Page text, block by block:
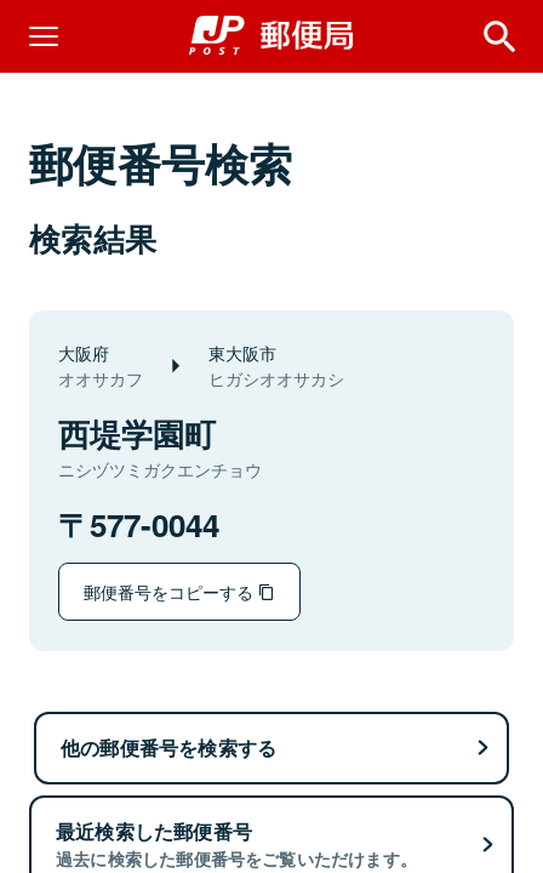
郵便番号検索
検索結果
大阪府
オオサカフ
東大阪市
ヒガシオオサカシ
西堤学園町
ニシヅツミガクエンチョウ
577-0044
郵便番号をコピーする
他の郵便番号を検索する
最近検索した郵便番号
過去に検索した郵便番号をご覧いただけます。